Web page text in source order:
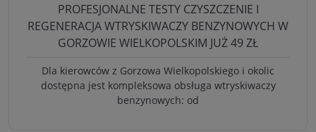
PROFESJONALNE TESTY CZYSZCZENIE I
REGENERACJA WTRYSKIWACZY BENZYNOWYCH W
GORZOWIE WIELKOPOLSKIM JUŻ 49 ZŁ
Dla kierowców z Gorzowa Wielkopolskiego i okolic
dostępna jest kompleksowa obsługa wtryskiwaczy
benzynowych: od